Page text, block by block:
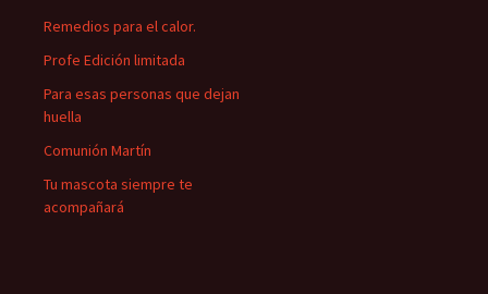
Remedios para el calor.
Profe Edición limitada
Para esas personas que dejan
huella
Comunión Martín
Tu mascota siempre te
acompañará